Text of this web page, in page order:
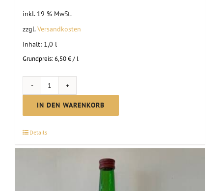
inkl. 19 % MwSt.
zzgl.Versandkosten
Inhalt: 1,0 l
Grundpreis:6,50€/ l
Glühwein
weiss
Menge
IN DEN WARENKORB
Details